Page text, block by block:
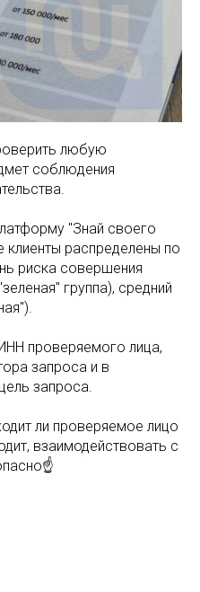
любую
соблюдения
"Знай своего
клиенты распределены по
риска совершения
группа), средний
проверяемого лица,
запроса и в
запроса.
ли проверяемое лицо
взаимодействовать с